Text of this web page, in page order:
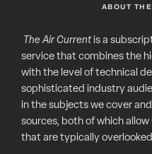
ABOUT
The Air Currentis a
service that combines the
with the level of technical
sophisticated industry
in the subjects we cover
sources, both of which
that are typically